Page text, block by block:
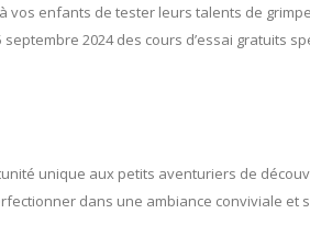
vos enfants de tester leurs talents de
2024 des cours d’essai gratuits
unique aux petits aventuriers de
dans une ambiance conviviale et